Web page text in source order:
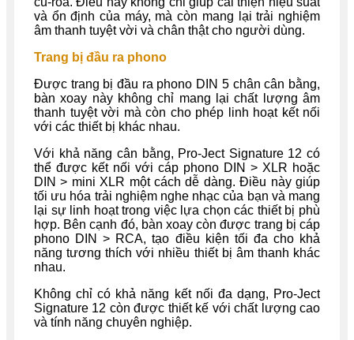
và ổn định của máy, mà còn mang lại trải nghiệm
âm thanh tuyệt vời và chân thật cho người dùng.
Trang bị đầu ra phono
Được trang bị đầu ra phono DIN 5 chân cân bằng,
bàn xoay này không chỉ mang lại chất lượng âm
thanh tuyệt vời mà còn cho phép linh hoạt kết nối
với các thiết bị khác nhau.
Với khả năng cân bằng, Pro-Ject Signature 12 có
thể được kết nối với cáp phono DIN > XLR hoặc
DIN > mini XLR một cách dễ dàng. Điều này giúp
tối ưu hóa trải nghiệm nghe nhạc của bạn và mang
lại sự linh hoạt trong việc lựa chọn các thiết bị phù
hợp. Bên cạnh đó, bàn xoay còn được trang bị cáp
phono DIN > RCA, tạo điều kiện tối đa cho khả
năng tương thích với nhiều thiết bị âm thanh khác
nhau.
Không chỉ có khả năng kết nối đa dạng, Pro-Ject
Signature 12 còn được thiết kế với chất lượng cao
và tính năng chuyên nghiệp.